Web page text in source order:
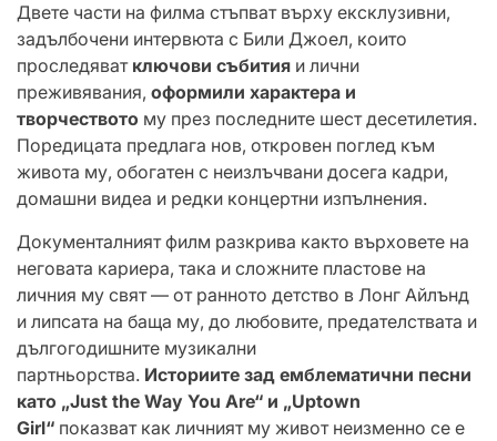
Двете части на филма стъпват върху ексклузивни,
задълбочени интервюта с Били Джоел, които
проследяват ключови събития и лични
преживявания, оформили характера и
творчеството му през последните шест десетилетия.
Поредицата предлага нов, откровен поглед към
живота му, обогатен с неизлъчвани досега кадри,
домашни видеа и редки концертни изпълнения.
Документалният филм разкрива както върховете на
неговата кариера, така и сложните пластове на
личния му свят — от ранното детство в Лонг Айлънд
и липсата на баща му, до любовите, предателствата и
дългогодишните музикални
партньорства. Историите зад емблематични песни
като „Just the Way You Are“ и „Uptown
Girl“ показват как личният му живот неизменно се е